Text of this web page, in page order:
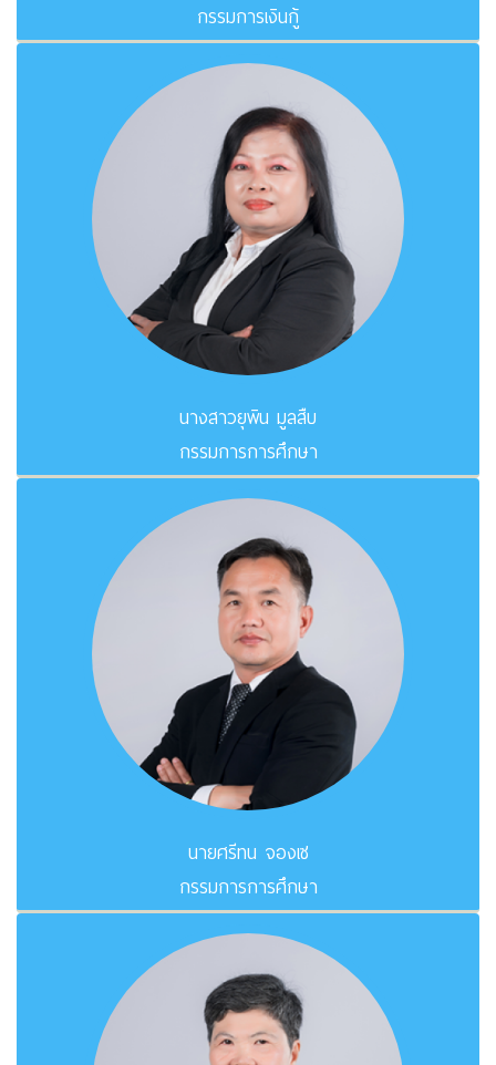
กรรมการเงินกู้
นางสาวยุพิน มูลสืบ
กรรมการการศึกษา
นายศรีทน จองเซ
กรรมการการศึกษา